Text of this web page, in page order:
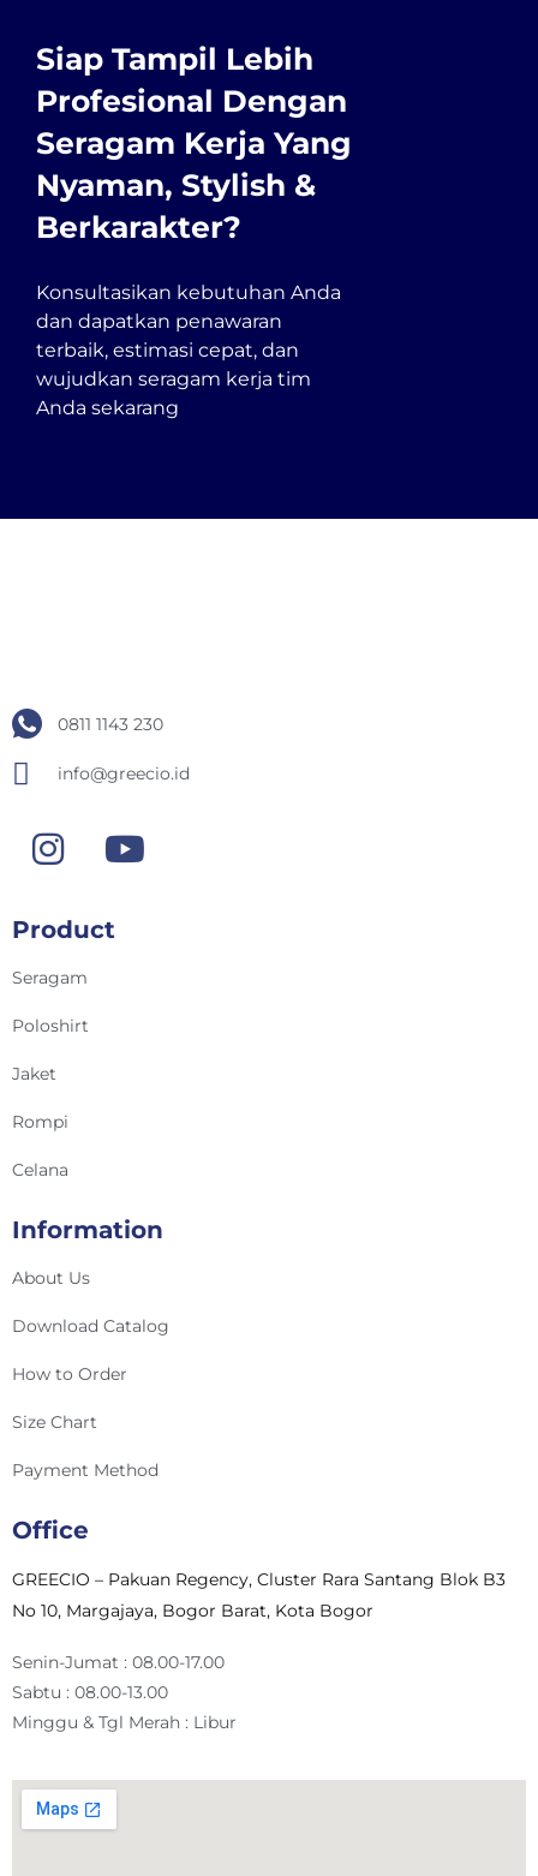
Siap Tampil Lebih
Profesional Dengan
Seragam Kerja Yang
Nyaman, Stylish &
Berkarakter?
Konsultasikan kebutuhan Anda
dan dapatkan penawaran
terbaik, estimasi cepat, dan
wujudkan seragam kerja tim
Anda sekarang
0811 1143 230
info@greecio.id
Product
Seragam
Poloshirt
Jaket
Rompi
Celana
Information
About Us
Download Catalog
How to Order
Size Chart
Payment Method
Office
GREECIO – Pakuan Regency, Cluster Rara Santang Blok B3
No 10, Margajaya, Bogor Barat, Kota Bogor
Senin-Jumat : 08.00-17.00
Sabtu : 08.00-13.00
Minggu & Tgl Merah : Libur